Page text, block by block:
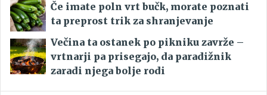
Če imate poln vrt bučk, morate poznati
ta preprost trik za shranjevanje
Večina ta ostanek po pikniku zavrže –
vrtnarji pa prisegajo, da paradižnik
zaradi njega bolje rodi